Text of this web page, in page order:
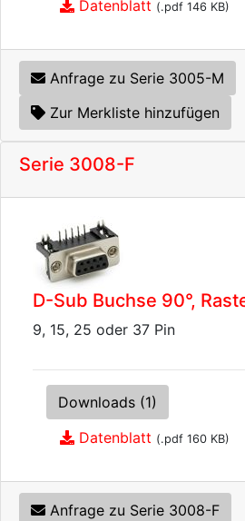
Datenblatt (.pdf 146 KB)
Anfrage zu Serie 3005-M
Zur Merkliste hinzufügen
Serie 3008-F
D-Sub Buchse 90°,
9, 15, 25 oder 37 Pin
Downloads (1)
Datenblatt (.pdf 160 KB)
Anfrage zu Serie 3008-F